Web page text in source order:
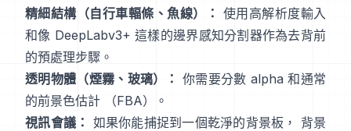
精細結構（自行車輻條、魚線）： 使用高解析度輸入
和像 DeepLabv3+ 這樣的邊界感知分割器作為去背前
的預處理步驟。
透明物體（煙霧、玻璃）： 你需要分數 alpha 和通常
的前景色估計
（FBA）。
視訊會議： 如果你能捕捉到一個乾淨的背景板，
背景